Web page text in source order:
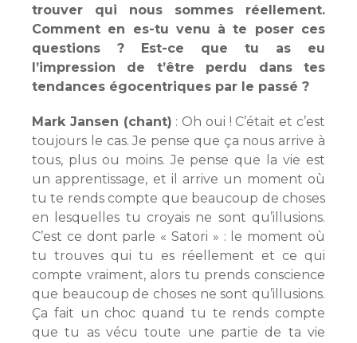
trouver qui nous sommes réellement.
Comment en es-tu venu à te poser ces
questions ? Est-ce que tu as eu
l’impression de t’être perdu dans tes
tendances égocentriques par le passé ?
Mark Jansen (chant) : Oh oui ! C’était et c’est
toujours le cas. Je pense que ça nous arrive à
tous, plus ou moins. Je pense que la vie est
un apprentissage, et il arrive un moment où
tu te rends compte que beaucoup de choses
en lesquelles tu croyais ne sont qu’illusions.
C’est ce dont parle « Satori » : le moment où
tu trouves qui tu es réellement et ce qui
compte vraiment, alors tu prends conscience
que beaucoup de choses ne sont qu’illusions.
Ça fait un choc quand tu te rends compte
que tu as vécu toute une partie de ta vie